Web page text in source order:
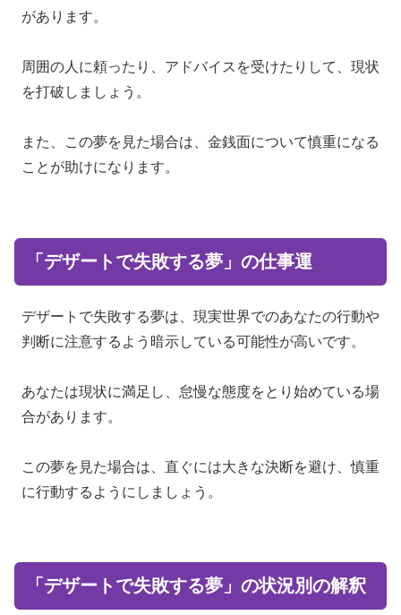
があります。
周囲の人に頼ったり、アドバイスを受けたりして、現状
を打破しましょう。
また、この夢を見た場合は、金銭面について慎重になる
ことが助けになります。
「デザートで失敗する夢」の仕事運
デザートで失敗する夢は、現実世界でのあなたの行動や
判断に注意するよう暗示している可能性が高いです。
あなたは現状に満足し、怠慢な態度をとり始めている場
合があります。
この夢を見た場合は、直ぐには大きな決断を避け、慎重
に行動するようにしましょう。
「デザートで失敗する夢」の状況別の解釈